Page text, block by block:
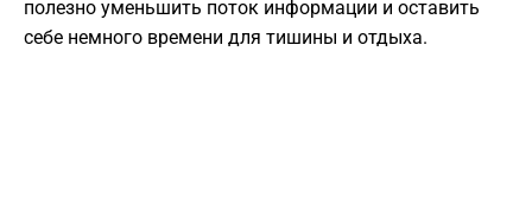
полезно уменьшить поток информации и оставить
себе немного времени для тишины и отдыха.